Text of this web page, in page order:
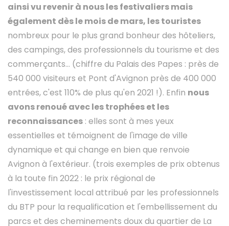
ainsi vu revenir à nous les festivaliers mais
également dès le mois de mars, les touristes
nombreux pour le plus grand bonheur des hôteliers,
des campings, des professionnels du tourisme et des
commerçants... (chiffre du Palais des Papes : près de
540 000 visiteurs et Pont d'Avignon près de 400 000
entrées, c'est 110% de plus qu'en 2021 !). Enfin nous
avons renoué avec les trophées et les
reconnaissances : elles sont à mes yeux
essentielles et témoignent de l'image de ville
dynamique et qui change en bien que renvoie
Avignon à l'extérieur. (trois exemples de prix obtenus
à la toute fin 2022 : le prix régional de
l'investissement local attribué par les professionnels
du BTP pour la requalification et l'embellissement du
parcs et des cheminements doux du quartier de La